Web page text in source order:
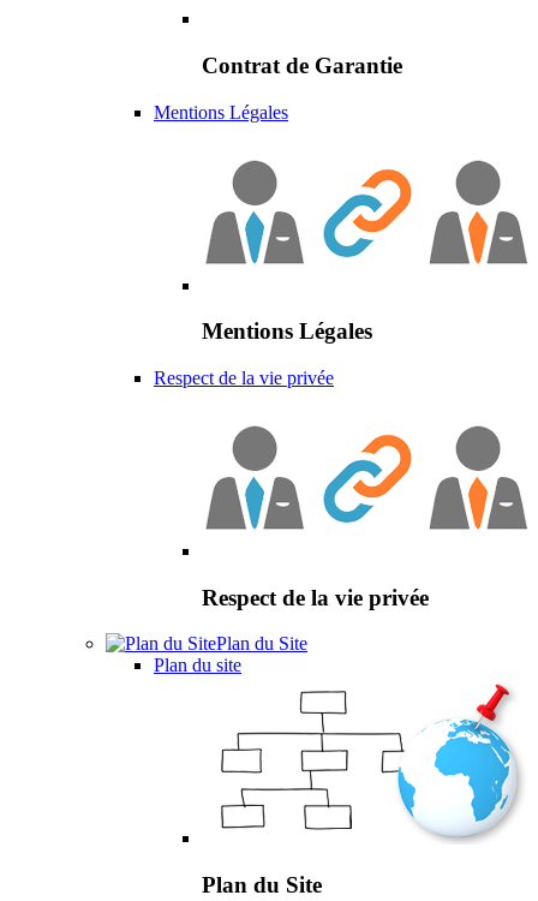
Contrat de Garantie
Mentions Légales
Mentions Légales
Respect de la vie privée
Respect de la vie privée
Plan du Site
Plan du site
Plan du Site